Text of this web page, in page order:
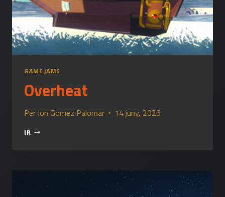
GAME JAMS
Overheat
Per Jon Gomez Palomar 14 juny, 2025
IR OVERHEAT